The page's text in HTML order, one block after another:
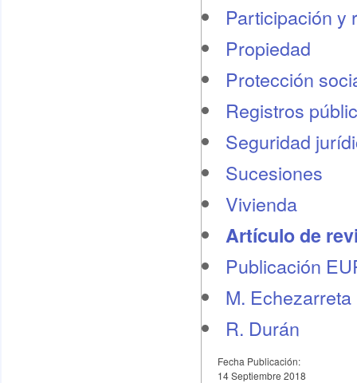
Participación y
Propiedad
Protección
Registros
Seguridad
Sucesiones
Vivienda
Artículo de
Publicación
M. Echezarreta
R. Durán
Fecha Publicación:
14 Septiembre 2018